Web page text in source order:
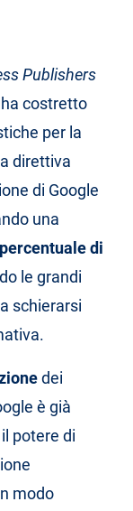
Publishers
costretto
per la
direttiva
di Google
una
percentuale di
le grandi
schierarsi
dei
è già
potere di
modo